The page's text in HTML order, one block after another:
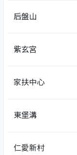
后盤山
紫玄宮
家扶中心
東堡溝
仁愛新村